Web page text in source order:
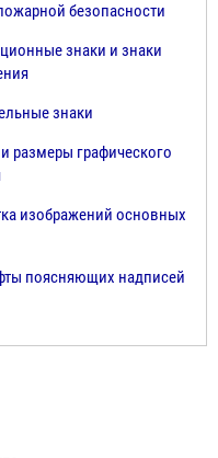
безопасности
знаки и знаки
знаки
размеры графического
изображений основных
поясняющих надписей